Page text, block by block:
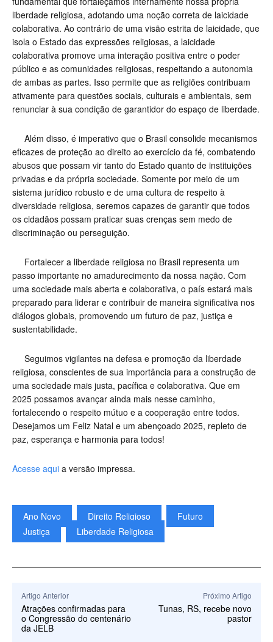
liberdade religiosa, adotando uma noção correta de laicidade
colaborativa. Ao contrário de uma visão estrita de laicidade, que
isola o Estado das expressões religiosas, a laicidade
colaborativa promove uma interação positiva entre o poder
público e as comunidades religiosas, respeitando a autonomia
de ambas as partes. Isso permite que as religiões contribuam
ativamente para questões sociais, culturais e ambientais, sem
renunciar à sua condição de garantidor do espaço de liberdade.
Além disso, é imperativo que o Brasil consolide mecanismos
eficazes de proteção ao direito ao exercício da fé, combatendo
abusos que possam vir tanto do Estado quanto de instituições
privadas e da própria sociedade. Somente por meio de um
sistema jurídico robusto e de uma cultura de respeito à
diversidade religiosa, seremos capazes de garantir que todos
os cidadãos possam praticar suas crenças sem medo de
discriminação ou perseguição.
Fortalecer a liberdade religiosa no Brasil representa um
passo importante no amadurecimento da nossa nação. Com
uma sociedade mais aberta e colaborativa, o país estará mais
preparado para liderar e contribuir de maneira significativa nos
diálogos globais, promovendo um futuro de paz, justiça e
sustentabilidade.
Seguimos vigilantes na defesa e promoção da liberdade
religiosa, conscientes de sua importância para a construção de
uma sociedade mais justa, pacífica e colaborativa. Que em
2025 possamos avançar ainda mais nesse caminho,
fortalecendo o respeito mútuo e a cooperação entre todos.
Desejamos um Feliz Natal e um abençoado 2025, repleto de
paz, esperança e harmonia para todos!
Acesse aqui a versão impressa.
Ano Novo Direito Religioso
Futuro
Justiça
Liberdade Religiosa
Artigo Anterior
Atrações confirmadas para
o Congressão do centenário
da JELB
Próximo Artigo
Tunas, RS, recebe novo
pastor